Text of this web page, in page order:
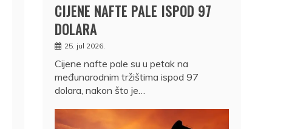
CIJENE NAFTE PALE ISPOD 97
DOLARA
25. jul 2026.
Cijene nafte pale su u petak na
međunarodnim tržištima ispod 97
dolara, nakon što je…